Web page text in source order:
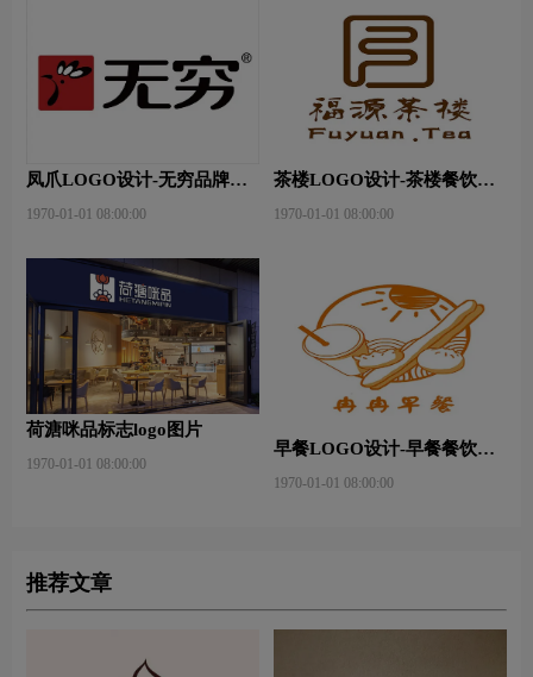
凤爪LOGO设计-无穷品牌
1970-01-01 08:00:00
茶楼LOGO设计-茶楼餐饮连
1970-01-01 08:00:00
荷溏咪品标志logo图片
1970-01-01 08:00:00
早餐LOGO设计-早餐餐饮连
1970-01-01 08:00:00
推荐文章